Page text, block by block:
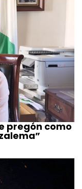
pregón como